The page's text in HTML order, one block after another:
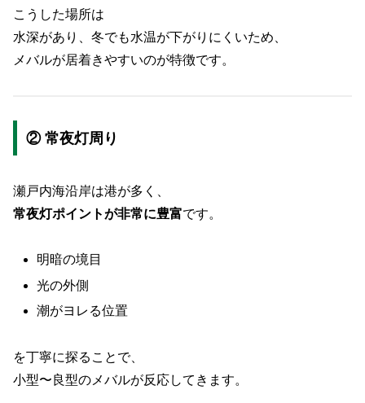
こうした場所は
水深があり、冬でも水温が下がりにくいため、
メバルが居着きやすいのが特徴です。
② 常夜灯周り
瀬戸内海沿岸は港が多く、
常夜灯ポイントが非常に豊富です。
明暗の境目
光の外側
潮がヨレる位置
を丁寧に探ることで、
小型〜良型のメバルが反応してきます。